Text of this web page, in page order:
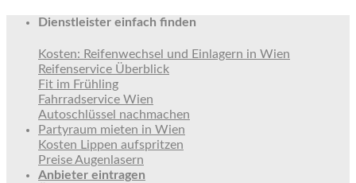
Dienstleister einfach finden
Kosten: Reifenwechsel und Einlagern in Wien
Reifenservice Überblick
Fit im Frühling
Fahrradservice Wien
Autoschlüssel nachmachen
Partyraum mieten in Wien
Kosten Lippen aufspritzen
Preise Augenlasern
Anbieter eintragen